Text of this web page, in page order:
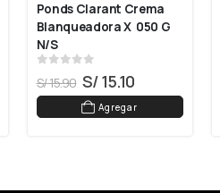
Ponds Clarant Crema
Blanqueadora X  050 G
N/s
S/15.90 S/15.10
Agregar